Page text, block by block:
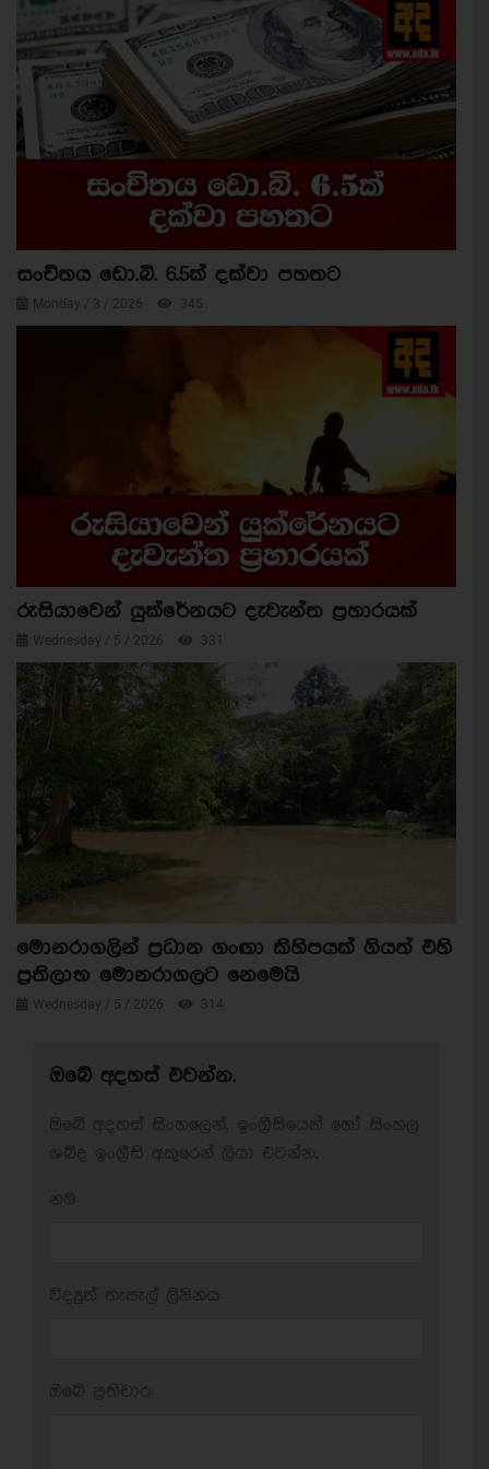
සංචිතය ඩො.බි. 6.5ක් දක්වා පහතට
Monday / 3 / 2026 345
රුසියාවෙන් යුක්රේනයට දැවැන්ත ප්‍රහාරයක්
Wednesday / 5 / 2026 331
මොනරාගලින් ප්‍රධාන ගංඟා කිහිපයක් ගියත් එහි
ප්‍රතිලාභ මොනරාගලට නෙමෙයි
Wednesday / 5 / 2026 314
ඔබේ අදහස් එවන්න.